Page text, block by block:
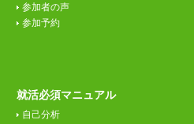
参加者の声
参加予約
就活必須マニュアル
自己分析